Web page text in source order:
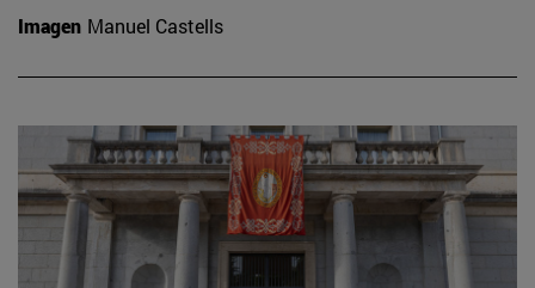
Imagen Manuel Castells